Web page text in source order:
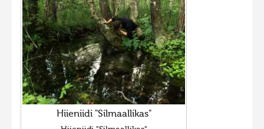
Hiieniidi "Silmaallikas"